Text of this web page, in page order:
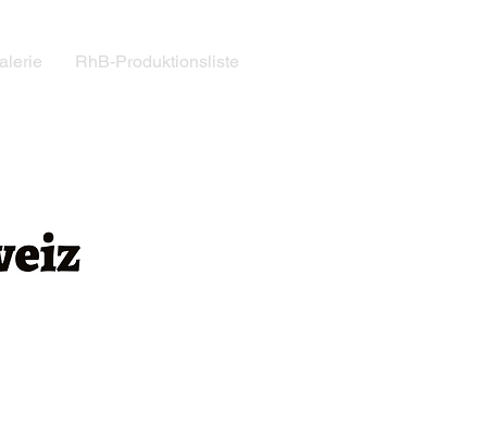
RhB-Produktionsliste